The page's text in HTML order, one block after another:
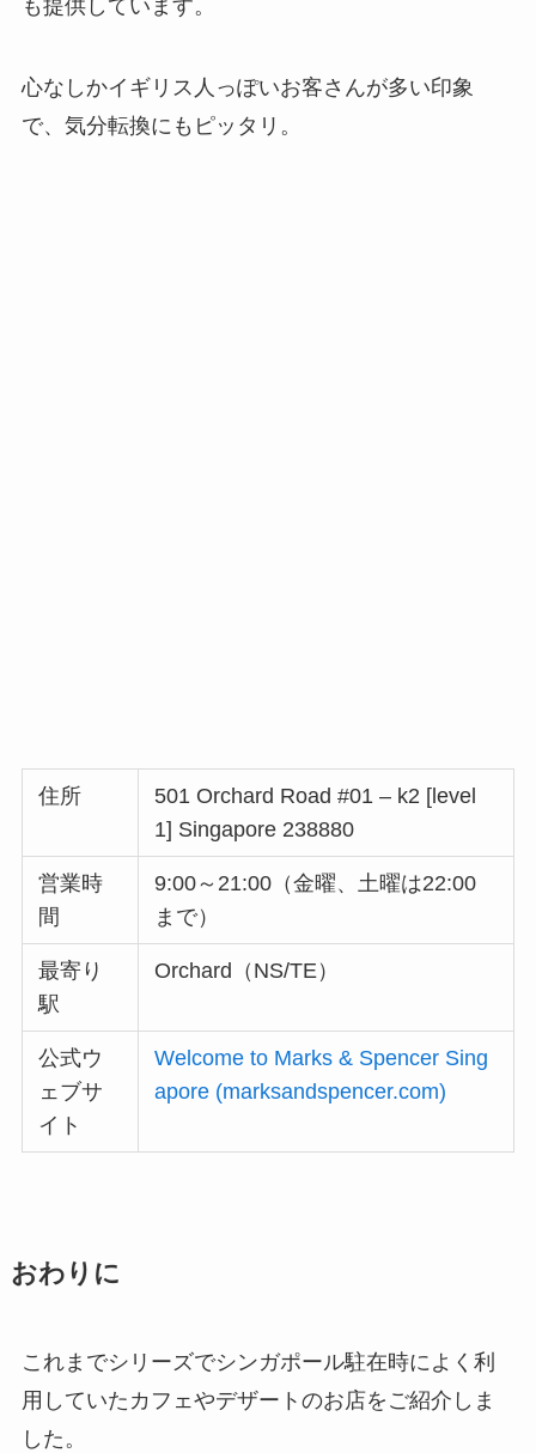
も提供しています。
心なしかイギリス人っぽいお客さんが多い印象
で、気分転換にもピッタリ。
住所
501 Orchard Road #01 – k2 [level
1] Singapore 238880
営業時
間
9:00～21:00（金曜、土曜は22:00
まで）
最寄り
駅
Orchard（NS/TE）
公式ウ
ェブサ
イト
Welcome to Marks & Spencer Sing
apore (marksandspencer.com)
おわりに
これまでシリーズでシンガポール駐在時によく利
用していたカフェやデザートのお店をご紹介しま
した。